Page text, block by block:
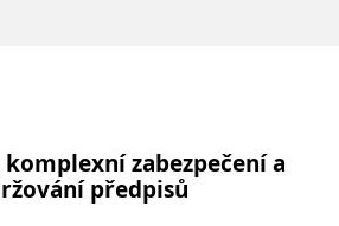
zabezpečení a
předpisů